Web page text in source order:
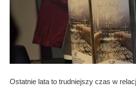
Ostatnie lata to trudniejszy czas w